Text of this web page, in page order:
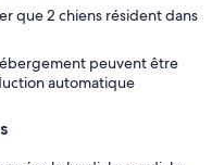
que 2 chiens résident dans
peuvent être
automatique